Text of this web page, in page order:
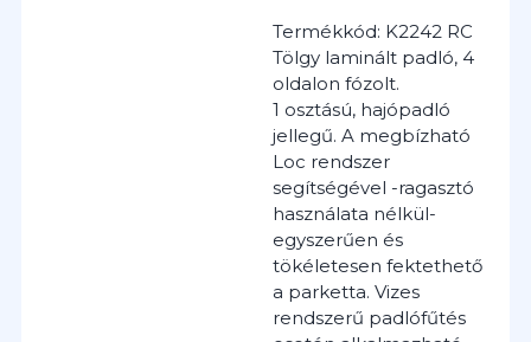
Termékkód: K2242 RC
Tölgy laminált padló, 4
oldalon fózolt.
1 osztású, hajópadló
jellegű. A megbízható
Loc rendszer
segítségével -ragasztó
használata nélkül-
egyszerűen és
tökéletesen fektethető
a parketta. Vizes
rendszerű padlófűtés